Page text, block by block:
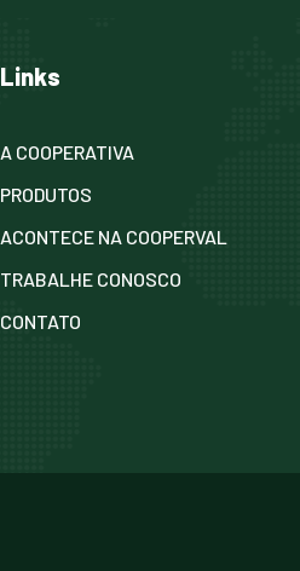
Links
A COOPERATIVA
PRODUTOS
ACONTECE NA COOPERVAL
TRABALHE CONOSCO
CONTATO